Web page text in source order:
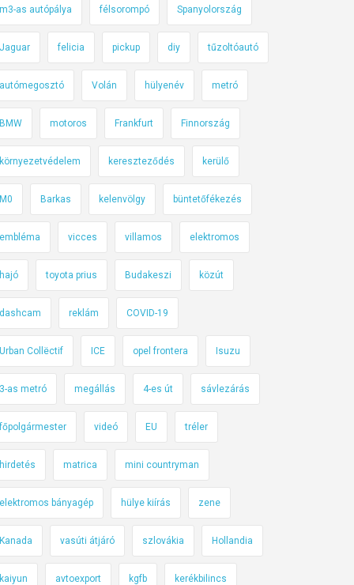
m3-as autópálya félsorompó Spanyolország
Jaguar felicia pickup diy tűzoltóautó
autómegosztó Volán hülyenév metró
BMW motoros Frankfurt Finnország
környezetvédelem kereszteződés kerülő
M0 Barkas kelenvölgy büntetőfékezés
embléma vicces villamos elektromos
hajó toyota prius Budakeszi közút
dashcam reklám COVID-19
Urban Collëctif ICE opel frontera Isuzu
3-as metró megállás 4-es út sávlezárás
főpolgármester videó EU tréler
hirdetés matrica mini countryman
elektromos bányagép hülye kiírás zene
Kanada vasúti átjáró szlovákia Hollandia
kaiyun avtoexport kgfb kerékbilincs